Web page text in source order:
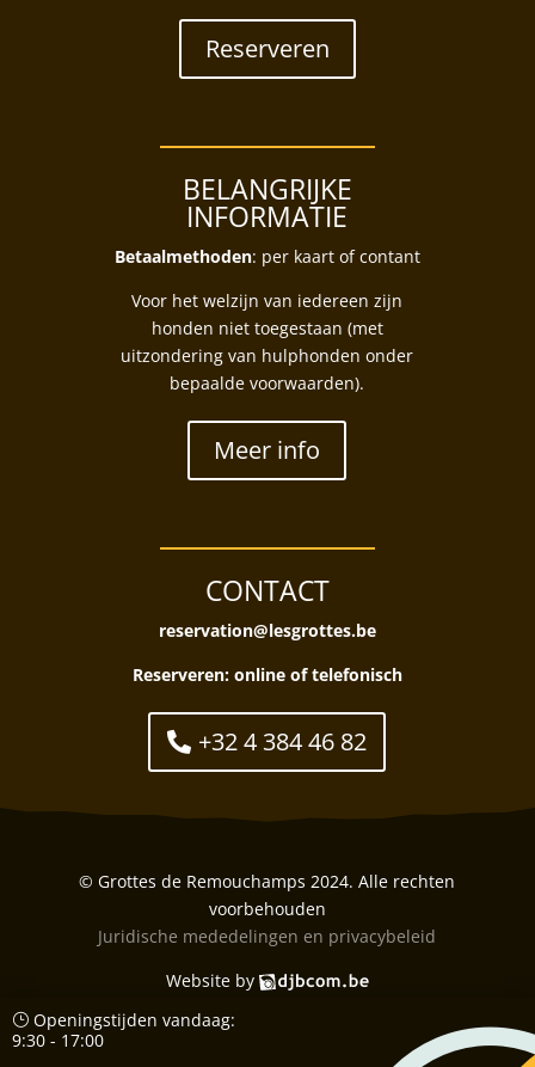
Openingstijden vandaag:
9:30 - 17:00
Reserveren
BELANGRIJKE
INFORMATIE
Betaalmethoden: per kaart of contant
Voor het welzijn van iedereen zijn
honden niet toegestaan (met
uitzondering van hulphonden onder
bepaalde voorwaarden).
Meer info
CONTACT
reservation@lesgrottes.be
Reserveren:online of telefonisch
+32 4 384 46 82
© Grottes de Remouchamps 2024. Alle rechten
voorbehouden
Juridische mededelingen en privacybeleid
Website by